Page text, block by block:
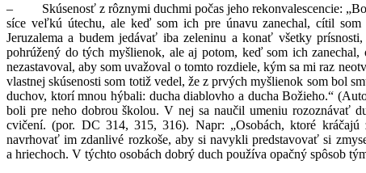
– Skúsenosť z rôznymi duchmi počas jeho rekonvalescencie:
síce veľkú útechu, ale keď som ich pre únavu zanechal, cítil
Jeruzalema a budem jedávať iba zeleninu a konať všetky
pohrúžený do tých myšlienok, ale aj potom, keď som ich
nezastavoval,­ aby som uvažoval o tomto rozdiele, kým sa mi raz
vlastnej skúsenosti som totiž vedel, že z prvých myšlienok som bol
duchov, ktorí mnou hýbali: ducha diablovho a ducha Božieho.“
boli pre neho dobrou školou. V nej sa naučil umeniu rozoznávať
cvičení. (por. DC 314, 315, 316). Napr: „Osobách, ktoré
navrhovať im zdanlivé rozkoše, aby si navykli predstavovať si
a hriechoch. V týchto osobách dobrý duch používa opačný spôsob